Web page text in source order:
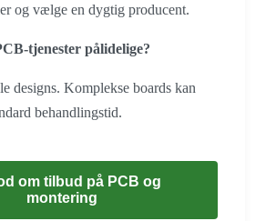
og vælge en dygtig producent.
tjenester pålidelige?
designs. Komplekse boards kan
behandlingstid.
om tilbud på PCB og
montering